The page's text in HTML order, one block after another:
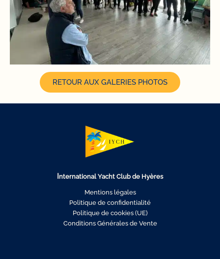
RETOUR AUX GALERIES PHOTOS
International Yacht Club de Hyères
Mentions légales
Politique de confidentialité
Politique de cookies (UE)
Conditions Générales de Vente